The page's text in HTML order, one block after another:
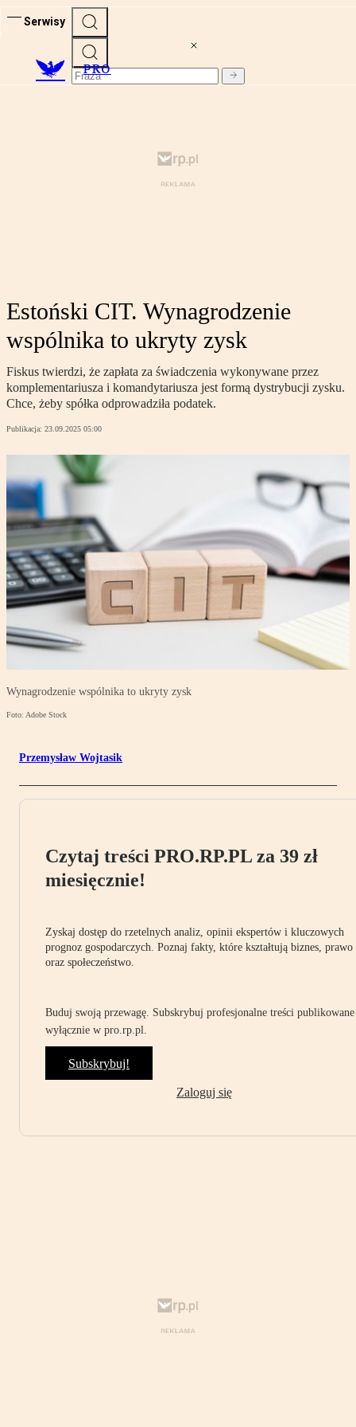
Serwisy
PRO
Estoński CIT. Wynagrodzenie
wspólnika to ukryty zysk
Fiskus twierdzi, że zapłata za świadczenia wykonywane przez
komplementariusza i komandytariusza jest formą dystrybucji zysku.
Chce, żeby spółka odprowadziła podatek.
Publikacja: 23.09.2025 05:00
Wynagrodzenie wspólnika to ukryty zysk
Foto: Adobe Stock
Przemysław Wojtasik
Czytaj treści PRO.RP.PL za 39 zł
miesięcznie!
Zyskaj dostęp do rzetelnych analiz, opinii ekspertów i kluczowych
prognoz gospodarczych. Poznaj fakty, które kształtują biznes, prawo
oraz społeczeństwo.
Buduj swoją przewagę. Subskrybuj profesjonalne treści publikowane
wyłącznie w pro.rp.pl.
Subskrybuj!
Zaloguj się